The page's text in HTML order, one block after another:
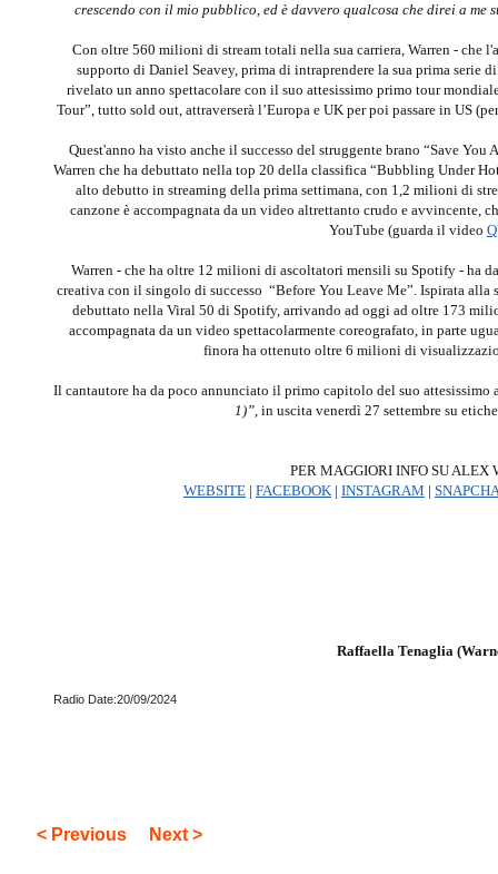
crescendo con il mio pubblico, ed è davvero qualcosa che direi a me
Con oltre 560 milioni di stream totali nella sua carriera, Warren - che
supporto di Daniel Seavey, prima di intraprendere la sua prima serie
rivelato un anno spettacolare con il suo attesissimo primo tour
Tour”, tutto sold out, attraverserà l’Europa e UK per poi passare in US
Quest'anno ha visto anche il successo del struggente brano “Save
Warren che ha debuttato nella top 20 della classifica “Bubbling Under
alto debutto in streaming della prima settimana, con 1,2 milioni di
canzone è accompagnata da un video altrettanto crudo e avvincente,
YouTube (guarda il video
Warren - che ha oltre 12 milioni di ascoltatori mensili su Spotify - ha
creativa con il singolo di successo “Before You Leave Me”. Ispirata alla
debuttato nella Viral 50 di Spotify, arrivando ad oggi ad oltre 173
accompagnata da un video spettacolarmente coreografato, in parte
finora ha ottenuto oltre 6 milioni di
Il cantautore ha da poco annunciato il primo capitolo del suo attesissimo
1)”, in uscita venerdì 27 settembre su
PER MAGGIORI INFO SU ALEX
WEBSITE | FACEBOOK | INSTAGRAM |
Raffaella Tenaglia
Radio Date:20/09/2024
< Previous Next >